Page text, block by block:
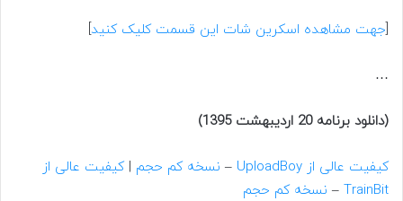
[جهت مشاهده اسکرین شات این قسمت کلیک کنید]
…
(دانلود برنامه 20 اردیبهشت 1395)
کیفیت عالی از UploadBoy – نسخه کم حجم |کیفیت عالی از
TrainBit
– نسخه کم حجم